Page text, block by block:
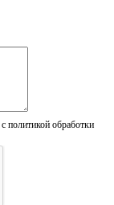
с политикой обработки